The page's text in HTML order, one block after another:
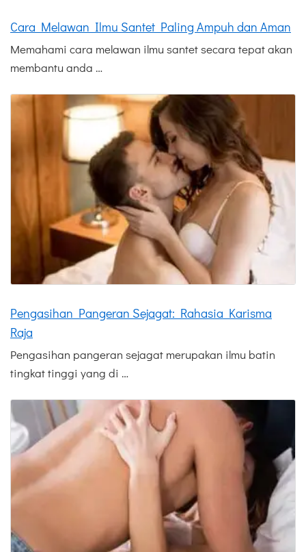
Cara Melawan Ilmu Santet Paling Ampuh dan Aman
Memahami cara melawan ilmu santet secara tepat akan
membantu anda …
Pengasihan Pangeran Sejagat: Rahasia Karisma
Raja
Pengasihan pangeran sejagat merupakan ilmu batin
tingkat tinggi yang di …